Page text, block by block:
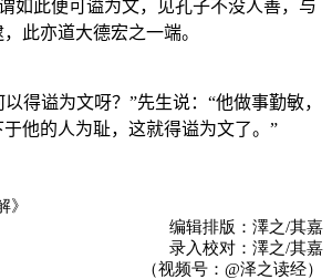
如此便可谥为文，见孔子不没人善，与
此亦道大德宏之一端。
得谥为文呀？”先生说：“他做事勤敏，
他的人为耻，这就得谥为文了。”
》
编辑排版：澤之/其嘉
录入校对：澤之/其嘉
（视频号：@泽之读经）